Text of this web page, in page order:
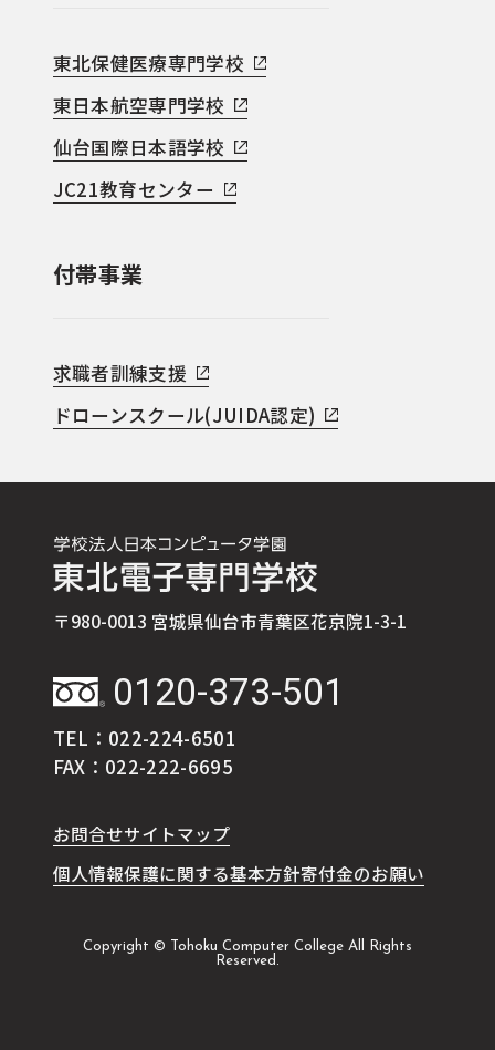
東北保健医療専門学校
東日本航空専門学校
仙台国際日本語学校
JC21教育センター
付帯事業
求職者訓練支援
ドローンスクール(JUIDA認定)
〒980-0013 宮城県仙台市青葉区花京院1-3-1
0120-373-501
TEL：022-224-6501
FAX：022-222-6695
お問合せサイトマップ
個人情報保護に関する基本方針寄付金のお願い
Copyright © Tohoku Computer College All Rights
Reserved.